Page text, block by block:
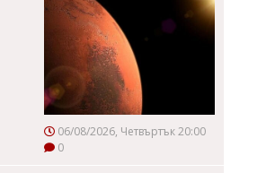
06/08/2026, Четвъртък 20:00
0